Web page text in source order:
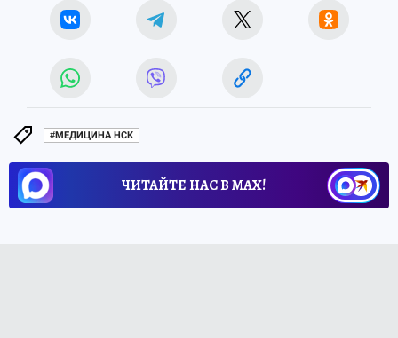
#МЕДИЦИНА НСК
ЧИТАЙТЕ НАС В МАХ!